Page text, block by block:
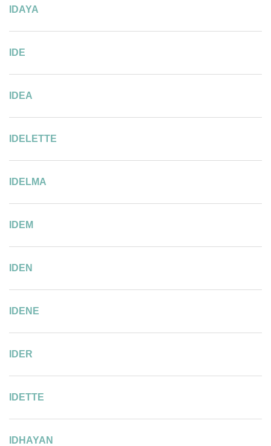
IDAYA
IDE
IDEA
IDELETTE
IDELMA
IDEM
IDEN
IDENE
IDER
IDETTE
IDHAYAN